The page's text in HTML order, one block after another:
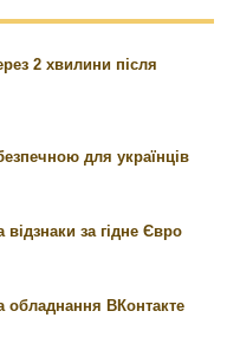
2 хвилини після
для українців
відзнаки за гідне Євро
обладнання ВКонтакте